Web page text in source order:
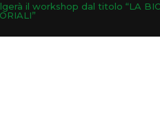
il workshop dal titolo “LA